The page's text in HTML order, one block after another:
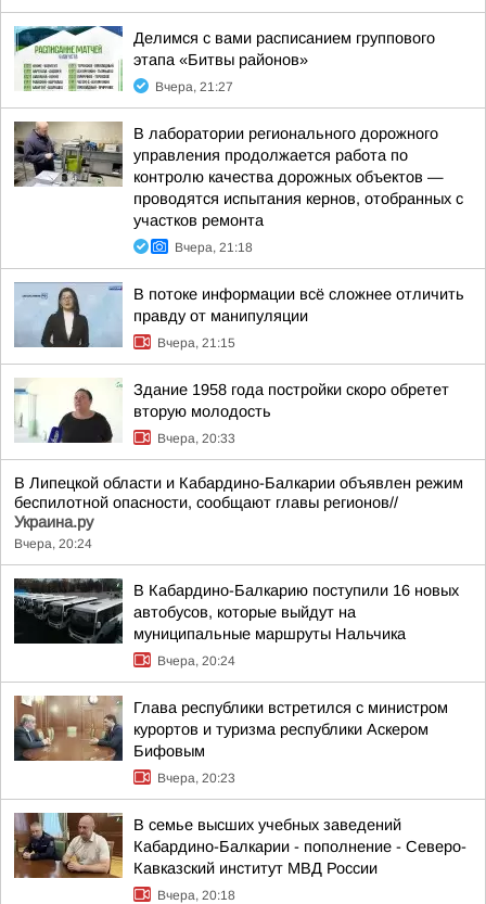
Делимся с вами расписанием группового
этапа «Битвы районов»
Вчера, 21:27
В лаборатории регионального дорожного
управления продолжается работа по
контролю качества дорожных объектов —
проводятся испытания кернов, отобранных с
участков ремонта
Вчера, 21:18
В потоке информации всё сложнее отличить
правду от манипуляции
Вчера, 21:15
Здание 1958 года постройки скоро обретет
вторую молодость
Вчера, 20:33
В Липецкой области и Кабардино-Балкарии объявлен режим
беспилотной опасности, сообщают главы регионов//
Украина.ру
Вчера, 20:24
В Кабардино-Балкарию поступили 16 новых
автобусов, которые выйдут на
муниципальные маршруты Нальчика
Вчера, 20:24
Глава республики встретился с министром
курортов и туризма республики Аскером
Бифовым
Вчера, 20:23
В семье высших учебных заведений
Кабардино-Балкарии - пополнение - Северо-
Кавказский институт МВД России
Вчера, 20:18